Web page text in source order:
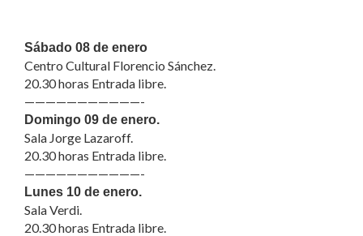
Sábado 08 de enero
Centro Cultural Florencio Sánchez.
20.30 horas Entrada libre.
———————————-
Domingo 09 de enero.
Sala Jorge Lazaroff.
20.30 horas Entrada libre.
———————————-
Lunes 10 de enero.
Sala Verdi.
20.30 horas Entrada libre.